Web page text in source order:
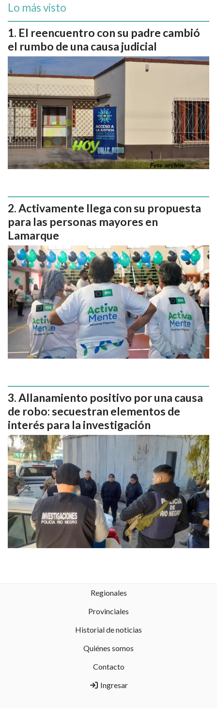
Lo más visto
El reencuentro con su padre cambió
el rumbo de una causa judicial
Activamente llega con su propuesta
para las personas mayores en
Lamarque
Allanamiento positivo por una causa
de robo: secuestran elementos de
interés para la investigación
Regionales
Provinciales
Historial de noticias
Quiénes somos
Contacto
Ingresar